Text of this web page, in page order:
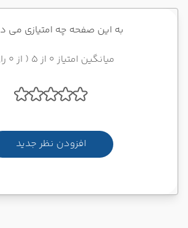
به این صفحه چه امتیازی می
میانگین امتیاز 0 از 5 ( از 0 رای )
افزودن نظر جدید